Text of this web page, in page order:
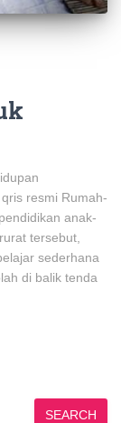
resmi Rumah-
anak-
tersebut,
sederhana
di balik tenda
SEARCH